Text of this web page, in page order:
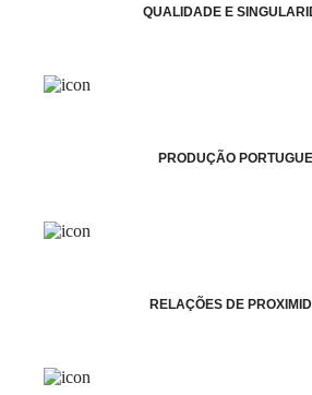
QUALIDADE E
PRODUÇÃO
RELAÇÕES DE